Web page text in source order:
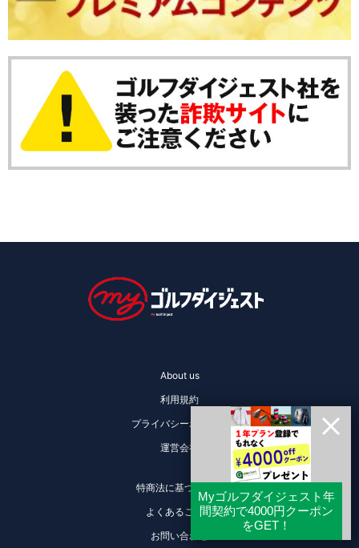
About us
利用規約
プライバシーポリシー
運営会社
特商法に基づく表記
よくあるご質問
お問い合わせ